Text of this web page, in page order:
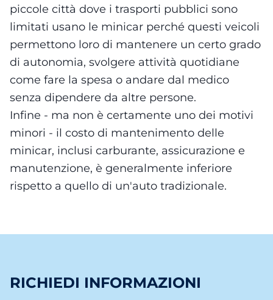
piccole città dove i trasporti pubblici sono
limitati usano le minicar perché questi veicoli
permettono loro di mantenere un certo grado
di autonomia, svolgere attività quotidiane
come fare la spesa o andare dal medico
senza dipendere da altre persone.
Infine - ma non è certamente uno dei motivi
minori - il costo di mantenimento delle
minicar, inclusi carburante, assicurazione e
manutenzione, è generalmente inferiore
rispetto a quello di un'auto tradizionale.
RICHIEDI INFORMAZIONI